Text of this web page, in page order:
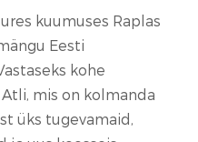
kuumuses Raplas
Eesti
kohe
mis on kolmanda
üks tugevamaid,